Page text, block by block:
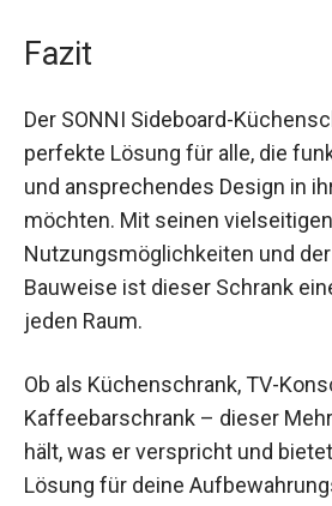
Fazit
Der SONNI Sideboard-
perfekte Lösung für alle, die
und ansprechendes Design in
möchten. Mit seinen vielseitigen
Nutzungsmöglichkeiten und
Bauweise ist dieser Schrank
jeden Raum.
Ob als Küchenschrank, TV-
Kaffeebarschrank – dieser
hält, was er verspricht und
Lösung für deine